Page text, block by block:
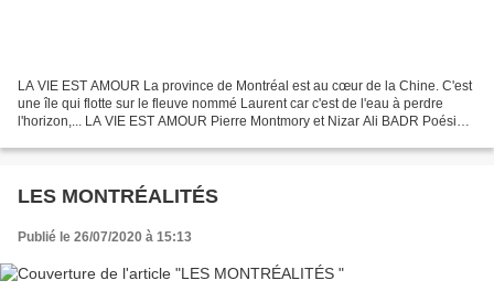
LA VIE EST AMOUR La province de Montréal est au cœur de la Chine. C'est
une île qui flotte sur le fleuve nommé Laurent car c'est de l'eau à perdre
l'horizon,... LA VIE EST AMOUR Pierre Montmory et Nizar Ali BADR Poésie
LES MONTRÉALITÉS
Publié le 26/07/2020 à 15:13